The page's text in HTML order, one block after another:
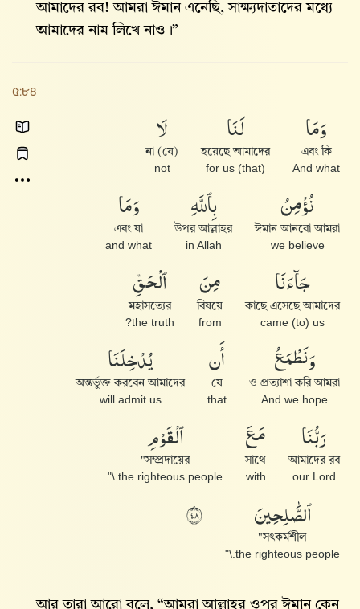
আমাদের রব! আমরা ঈমান এনেছি, সাক্ষ্যদাতাদের মধ্যে
আমাদের নাম লিখে নাও।”
৫:৮৪
وَمَا
এবং কি
And what
لَنَا
হয়েছে আমাদের
for us (that)
لَا
(যে) না
not
نُؤْمِنُ
ঈমান আনবো আমরা
we believe
بِٱللَّهِ
উপর আল্লাহর
in Allah
وَمَا
এবং যা
and what
جَآءَنَا
কাছে এসেছে আমাদের
came (to) us
مِنَ
বিষয়ে
from
ٱلْحَقِّ
মহাসত্যের
the truth?
وَنَطْمَعُ
ও প্রত্যাশা করি আমরা
And we hope
أَن
যে
that
يُدْخِلَنَا
অন্তর্ভুক্ত করবেন আমাদের
will admit us
رَبُّنَا
আমাদের রব
our Lord
مَعَ
সাথে
with
ٱلْقَوْمِ
সম্প্রদায়ের"
the righteous people.\"
ٱلصَّٰلِحِينَ
সৎকর্মশীল"
the righteous people.\"
٨٤
আর তারা আরো বলে, “আমরা আল্লাহর ওপর ঈমান কেন